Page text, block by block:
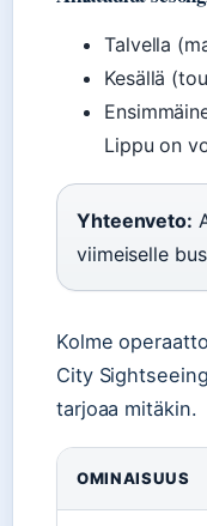
Talvella
Kesällä
Lippu on
Yhteenveto:
viimeiselle
Kolme
City
tarjoaa mitäkin.
OMINAISUUS